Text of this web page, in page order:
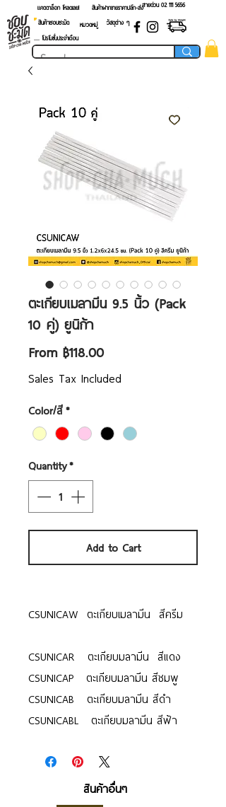
แคตตาล็อก โหลดเลย! สายด่วน 02 ​111 5656
สินค้าฝากขายราคาปลีก-ส่ง
สินค้าชอบชะมัด
หมวดหมู่
วัสดุต่าง ๆ
.... โปรโมชั่นประจำเดือน
ตะเกียบเมลามีน 9.5 นิ้ว (Pack
10 คู่) ยูนิก้า
From ฿118.00Sale
Price
Sales Tax Included
Color/สี*
Quantity*
Add to Cart
CSUNICAW ตะเกียบเมลามีน สีครีม
CSUNICAR ตะเกียบมลามีน สีแดง
CSUNICAP ตะเกียบมลามีน สีชมพู
CSUNICAB ตะเกียบมลามีน สีดำ
CSUNICABL ตะเกียบมลามีน สีฟ้า
สินค้าอื่นๆ